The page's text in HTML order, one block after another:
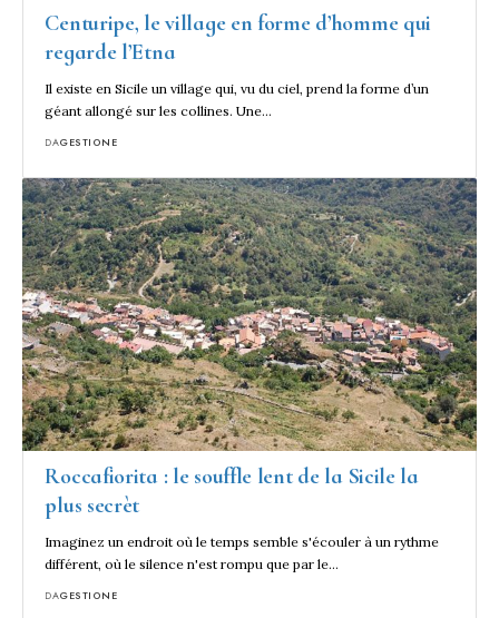
Centuripe, le village en forme d’homme qui
regarde l’Etna
Il existe en Sicile un village qui, vu du ciel, prend la forme d’un
géant allongé sur les collines. Une…
DAGESTIONE
Roccafiorita : le souffle lent de la Sicile la
plus secrèt
Imaginez un endroit où le temps semble s'écouler à un rythme
différent, où le silence n'est rompu que par le…
DAGESTIONE